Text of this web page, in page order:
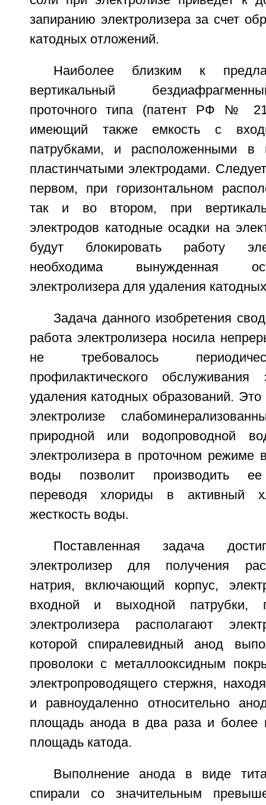
запиранию электролизера за счет
катодных отложений.
Наиболее близким к
вертикальный
проточного типа (патент РФ №
имеющий также емкость с
патрубками, и расположенными в
пластинчатыми электродами.
первом, при горизонтальном
так и во втором, при
электродов катодные осадки на
будут блокировать работу
необходима вынужденная
электролизера для удаления
Задача данного изобретения
работа электролизера носила
не требовалось
профилактического обслуживания
удаления катодных образований.
электролизе
природной или водопроводной
электролизера в проточном режиме
воды позволит производить ее
переводя хлориды в активный
жесткость воды.
Поставленная задача
электролизер для получения
натрия, включающий корпус,
входной и выходной патрубки,
электролизера располагают
которой спиралевидный анод
проволоки с металлооксидным
электропроводящего стержня,
и равноудаленно относительно
площадь анода в два раза и более
площадь катода.
Выполнение анода в виде
спирали со значительным